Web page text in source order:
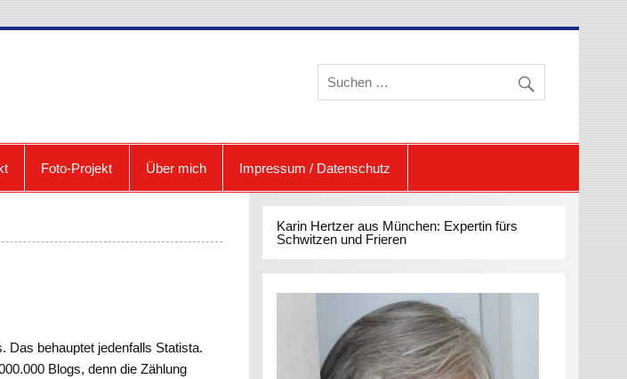
Blog zum Frieren und Schwitzen
Foto-Projekt Über mich Impressum / Datenschutz
Das behauptet jedenfalls Statista.
Blogs, denn die Zählung
Karin Hertzer aus München: Expertin fürs
Schwitzen und Frieren